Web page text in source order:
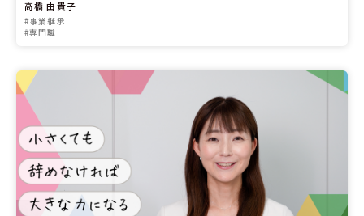
高橋 由貴子
#事業継承
#専門職